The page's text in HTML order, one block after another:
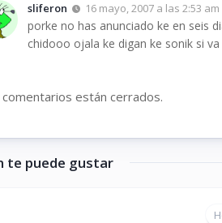
sliferon 16 mayo, 2007 a las 2:53 am
porke no has anunciado ke en seis
chidooo ojala ke digan ke sonik si
comentarios están cerrados.
te puede gustar